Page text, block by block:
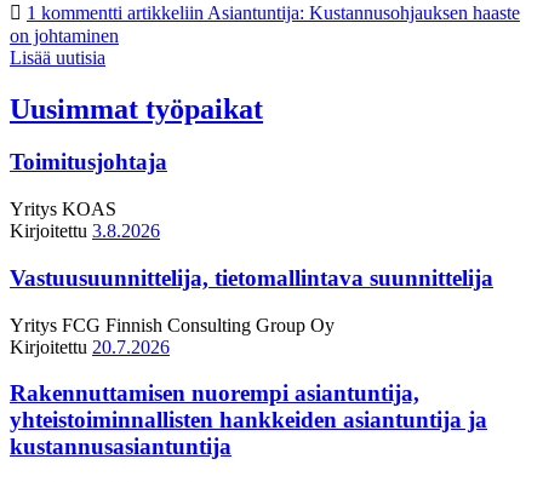
1 kommentti artikkeliin Asiantuntija: Kustannusohjauksen haaste
on johtaminen
Lisää uutisia
Uusimmat työpaikat
Toimitusjohtaja
Yritys KOAS
Kirjoitettu 3.8.2026
Vastuusuunnittelija, tietomallintava suunnittelija
Yritys FCG Finnish Consulting Group Oy
Kirjoitettu 20.7.2026
Rakennuttamisen nuorempi asiantuntija,
yhteistoiminnallisten hankkeiden asiantuntija ja
kustannusasiantuntija